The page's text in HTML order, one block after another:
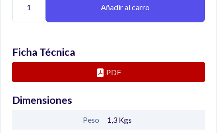
Añadir al carro
Ficha Técnica
PDF
Dimensiones
Peso 1,3 Kgs